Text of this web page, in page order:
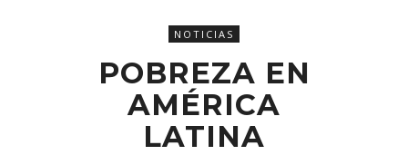
NOTICIAS
POBREZA EN
AMÉRICA
LATINA